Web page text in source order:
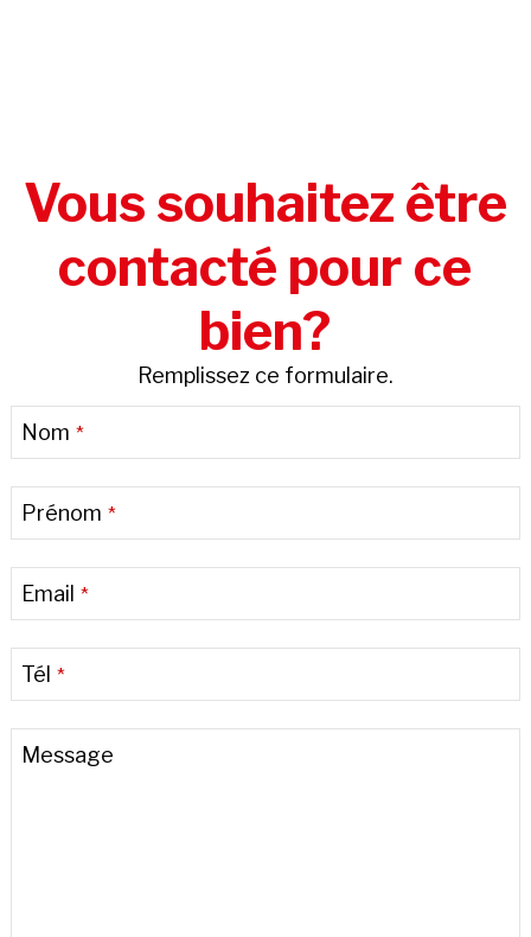
Vous souhaitez être
contacté pour ce
bien?
Remplissez ce formulaire.
Nom *
Prénom *
Email *
Tél *
Message